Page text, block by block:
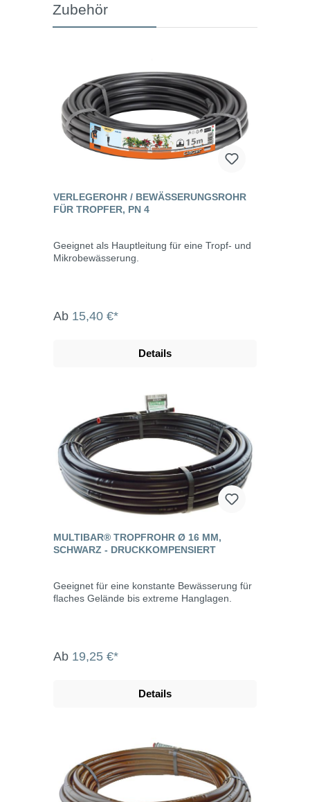
Zubehör
VERLEGEROHR / BEWÄSSERUNGSROHR
FÜR TROPFER, PN 4
Geeignet als Hauptleitung für eine Tropf- und
Mikrobewässerung.
Ab 15,40 €*
Details
MULTIBAR® TROPFROHR Ø 16 MM,
SCHWARZ - DRUCKKOMPENSIERT
Geeignet für eine konstante Bewässerung für
flaches Gelände bis extreme Hanglagen.
Ab 19,25 €*
Details